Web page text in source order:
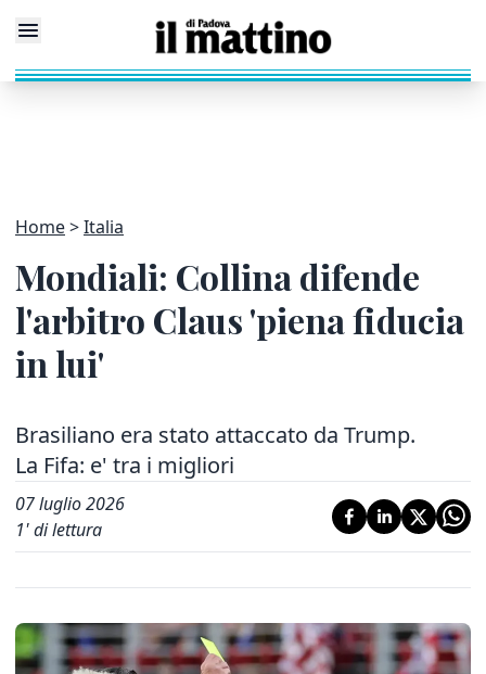
Home Italia
Mondiali: Collina difende
l'arbitro Claus 'piena fiducia
in lui'
Brasiliano era stato attaccato da Trump.
La Fifa: e' tra i migliori
07 luglio 2026
1' di lettura